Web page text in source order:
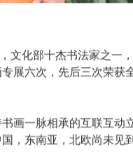
化部十杰书法家之一
展六次，先后三次荣获
画一脉相承的互联互动